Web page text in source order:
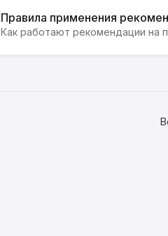
Правила применения
Как работают рекомендации на